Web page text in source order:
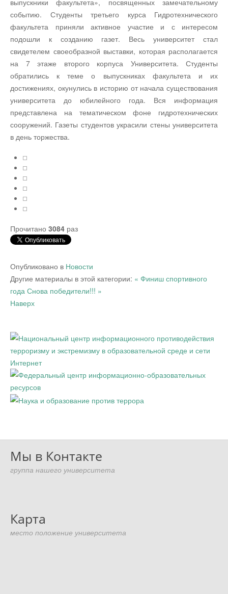
событию. Студенты третьего курса Гидротехнического
факультета приняли активное участие и с интересом
подошли к созданию газет. Весь университет стал
свидетелем своеобразной выставки, которая располагается
на 7 этаже второго корпуса Университета. Студенты
обратились к теме о выпускниках факультета и их
достижениях, окунулись в историю от начала существования
университета до юбилейного года. Вся информация
представлена на тематическом фоне гидротехнических
сооружений. Газеты студентов украсили стены университета
в день торжества.
Прочитано 3084 раз
Опубликовано в Новости
Другие материалы в этой категории: « Финиш спортивного
года Снова победители!!! »
Наверх
Мы в Контакте
группа нашего университета
Карта
место положение университета